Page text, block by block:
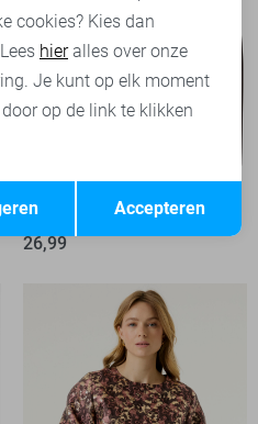
Jacqueline de Yong T-shirt
26,99
Opslaan
cookies? Kies dan
hieralles over onze
Je kunt op elk moment
op de link te klikken
Accepteren